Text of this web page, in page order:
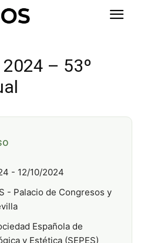
2024 – 53º
- 12/10/2024
- Palacio de Congresos y
Española de
y Estética (SEPES)